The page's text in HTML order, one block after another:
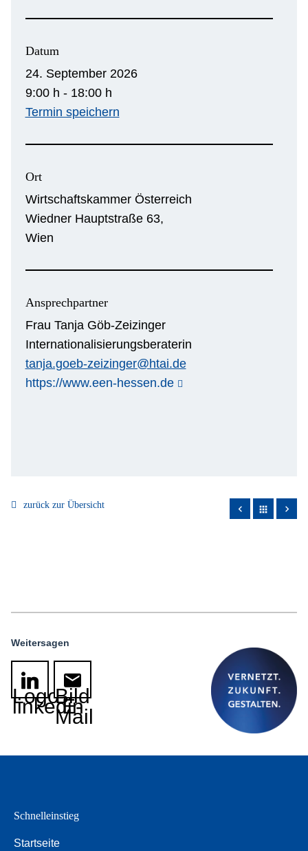
Datum
24. September 2026
9:00 h - 18:00 h
Termin speichern
Ort
Wirtschaftskammer Österreich
Wiedner Hauptstraße 63,
Wien
Ansprechpartner
Frau Tanja Göb-Zeizinger
Internationalisierungsberaterin
tanja.goeb-zeizinger@htai.de
https://www.een-hessen.de
zurück zur Übersicht apps
Weitersagen
Logo
linkedin
Bild
E-
Mail
Schnelleinstieg
Startseite